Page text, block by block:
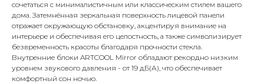
сочетаться с минималистичным или классическим стилем вашего
дома. Затемнённая зеркальная поверхность лицевой панели
отражает окружающую обстановку, акцентируя внимание на
интерьере и обеспечивая его целостность, а также символизирует
безвременность красоты благодаря прочности стекла.
Внутренние блоки ARTCOOL Mirror обладают рекордно низким
уровнем звукового давления - от 19 дБ(А), что обеспечивает
комфортный сон ночью.